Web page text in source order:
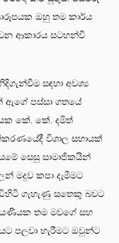
ඔහු තම කාර්ය
වන ආකාරය සටහන්වී
සඳහා අවශ්‍ය
ඇගේ පස්සා ගතයේ
කේ. කේ. දමිත්
විශාල සහායක්
සෙසු සාමාජිකයින්
මදුව කපා දැමීමට
ගැහැණු සතෙකු බවට
තම මවගේ සහ
පලවා හැරීමට ඔවුන්ට